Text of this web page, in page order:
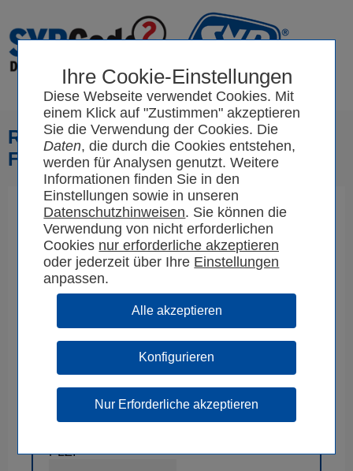
Ihre Cookie-Einstellungen
Diese Webseite verwendet Cookies. Mit
einem Klick auf "Zustimmen" akzeptieren
Sie die Verwendung der Cookies. Die
Daten, die durch die Cookies entstehen,
werden für Analysen genutzt. Weitere
Informationen finden Sie in den
Einstellungen sowie in unseren
Datenschutzhinweisen. Sie können die
Verwendung von nicht erforderlichen
Cookies
oder jederzeit über Ihre Einstellungen
anpassen.
Konfigurieren
Registrierung nur für
Fachhandwerker
Für Informationen zur SYR App:Zurück zur
Hauptseite
Firmendaten
*
PLZ: *